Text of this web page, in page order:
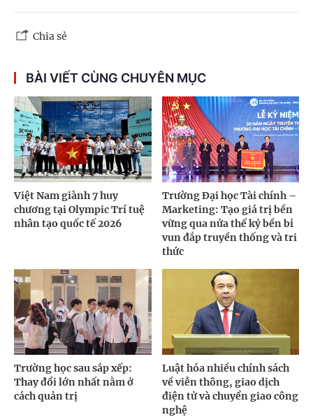
Chia sẻ
BÀI VIẾT CÙNG CHUYÊN MỤC
Việt Nam giành 7 huy
chương tại Olympic Trí tuệ
nhân tạo quốc tế 2026
Trường Đại học Tài chính –
Marketing: Tạo giá trị bền
vững qua nửa thế kỷ bền bỉ
vun đắp truyền thống và tri
thức
Trường học sau sắp xếp:
Thay đổi lớn nhất nằm ở
cách quản trị
Luật hóa nhiều chính sách
về viễn thông, giao dịch
điện tử và chuyển giao công
nghệ